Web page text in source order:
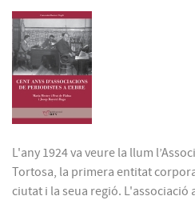
L'any 1924 va veure la llum
Tortosa, la primera entitat
ciutat i la seua regió. L'associació